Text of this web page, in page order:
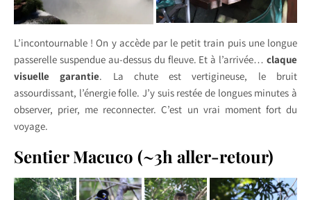
L’incontournable ! On y accède par le petit train puis une longue
passerelle suspendue au-dessus du fleuve. Et à l’arrivée… claque
visuelle garantie. La chute est vertigineuse, le bruit
assourdissant, l’énergie folle. J’y suis restée de longues minutes à
observer, prier, me reconnecter. C’est un vrai moment fort du
voyage.
Sentier Macuco (~3h aller-retour)